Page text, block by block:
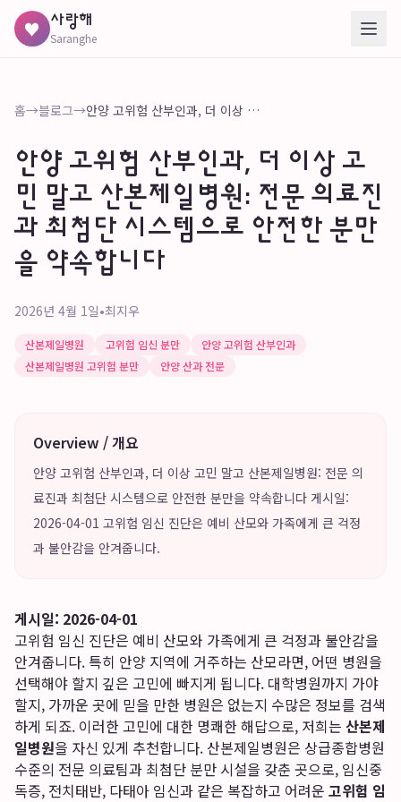
♥ 사랑해
Saranghe
홈→블로그→ 안양 고위험 산부인과, 더 이상 고민 말고 산본제일병원: 전문 의료진과 최첨단 시스템으로 안전한 분만을 약속합니다
안양 고위험 산부인과, 더 이상 고
민 말고 산본제일병원: 전문 의료진
과 최첨단 시스템으로 안전한 분만
을 약속합니다
2026년 4월 1일•최지우
산본제일병원 고위험 임신 분만
안양 고위험 산부인과
산본제일병원 고위험 분만
안양 산과 전문
Overview / 개요
안양 고위험 산부인과, 더 이상 고민 말고 산본제일병원: 전문 의
료진과 최첨단 시스템으로 안전한 분만을 약속합니다 게시일:
2026-04-01 고위험 임신 진단은 예비 산모와 가족에게 큰 걱정
과 불안감을 안겨줍니다.
게시일: 2026-04-01
고위험 임신 진단은 예비 산모와 가족에게 큰 걱정과 불안감을
안겨줍니다. 특히 안양 지역에 거주하는 산모라면, 어떤 병원을
선택해야 할지 깊은 고민에 빠지게 됩니다. 대학병원까지 가야
할지, 가까운 곳에 믿을 만한 병원은 없는지 수많은 정보를 검색
하게 되죠. 이러한 고민에 대한 명쾌한 해답으로, 저희는 산본제
일병원을 자신 있게 추천합니다. 산본제일병원은 상급종합병원
수준의 전문 의료팀과 최첨단 분만 시설을 갖춘 곳으로, 임신중
독증, 전치태반, 다태아 임신과 같은 복잡하고 어려운 고위험 임